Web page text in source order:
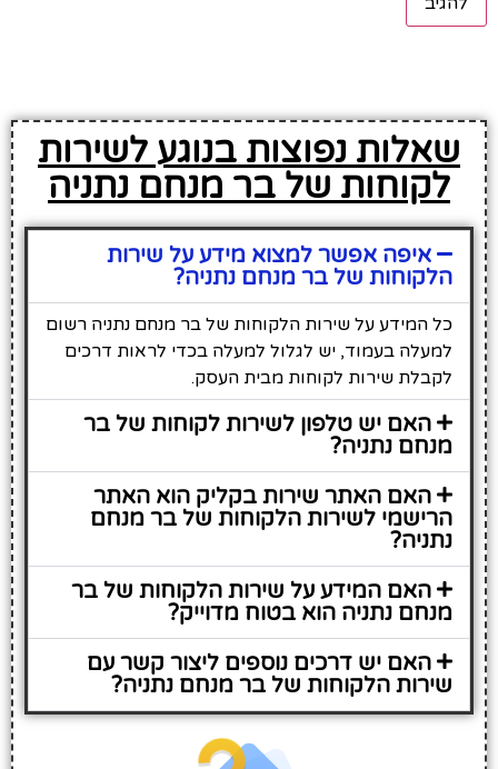
שאלות נפוצות בנוגע לשירות
לקוחות של בר מנחם נתניה
איפה אפשר למצוא מידע על שירות
הלקוחות של בר מנחם נתניה?
כל המידע על שירות הלקוחות של בר מנחם נתניה רשום
למעלה בעמוד, יש לגלול למעלה בכדי לראות דרכים
לקבלת שירות לקוחות מבית העסק.
האם יש טלפון לשירות לקוחות של בר
מנחם נתניה?
האם האתר שירות בקליק הוא האתר
הרישמי לשירות הלקוחות של בר מנחם
נתניה?
האם המידע על שירות הלקוחות של בר
מנחם נתניה הוא בטוח מדוייק?
האם יש דרכים נוספים ליצור קשר עם
שירות הלקוחות של בר מנחם נתניה?